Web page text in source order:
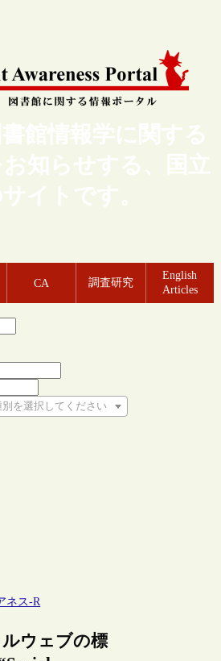
館情報学に関する
知らせする、国立
イトです。
CA 調査研究
English
Articles
を選択してください
てください
ネス-R
ウェブの標